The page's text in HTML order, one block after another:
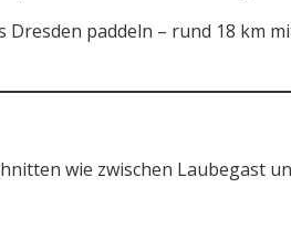
paddeln – rund 18 km
wie zwischen Laubegast